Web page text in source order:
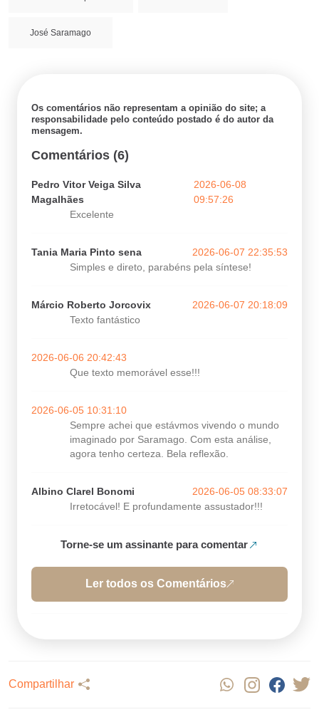
José Saramago
Os comentários não representam a opinião do site; a
responsabilidade pelo conteúdo postado é do autor da
mensagem.
Comentários (6)
Pedro Vitor Veiga Silva
Magalhães
2026-06-08
09:57:26
Excelente
Tania Maria Pinto sena
2026-06-07 22:35:53
Simples e direto, parabéns pela síntese!
Márcio Roberto Jorcovix
2026-06-07 20:18:09
Texto fantástico
2026-06-06 20:42:43
Que texto memorável esse!!!
2026-06-05 10:31:10
Sempre achei que estávmos vivendo o mundo
imaginado por Saramago. Com esta análise,
agora tenho certeza. Bela reflexão.
Albino Clarel Bonomi
2026-06-05 08:33:07
Irretocável! E profundamente assustador!!!
Torne-se um assinante para comentar
Ler todos os Comentários
Compartilhar